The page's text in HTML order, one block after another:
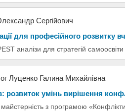
Сергійович
для професійного розвитку
аналізи для стратегій
Луценко Галина Михайлівна
розвиток умінь вирішення
з програмою